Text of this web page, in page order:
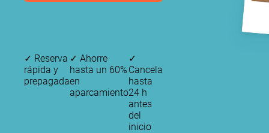
✓ Reserva
rápida y
prepagada
✓ Ahorre
hasta un 60%
en
aparcamiento
✓
Cancela
hasta
24 h
antes
del
inicio